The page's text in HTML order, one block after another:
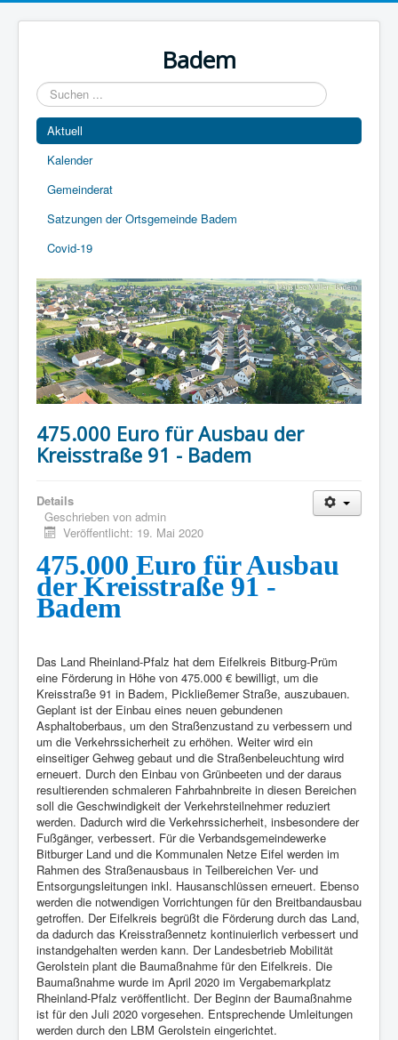
Badem
Suchen
...
Aktuell
Kalender
Gemeinderat
Satzungen der Ortsgemeinde Badem
Covid-19
475.000 Euro für Ausbau der
Kreisstraße 91 - Badem
Details
Geschrieben von admin
Veröffentlicht: 19. Mai 2020
475.000 Euro für Ausbau
der Kreisstraße 91 -
Badem
Das Land Rheinland-Pfalz hat dem Eifelkreis Bitburg-Prüm
eine Förderung in Höhe von 475.000 € bewilligt, um die
Kreisstraße 91 in Badem, Pickließemer Straße, auszubauen.
Geplant ist der Einbau eines neuen gebundenen
Asphaltoberbaus, um den Straßenzustand zu verbessern und
um die Verkehrssicherheit zu erhöhen. Weiter wird ein
einseitiger Gehweg gebaut und die Straßenbeleuchtung wird
erneuert. Durch den Einbau von Grünbeeten und der daraus
resultierenden schmaleren Fahrbahnbreite in diesen Bereichen
soll die Geschwindigkeit der Verkehrsteilnehmer reduziert
werden. Dadurch wird die Verkehrssicherheit, insbesondere der
Fußgänger, verbessert. Für die Verbandsgemeindewerke
Bitburger Land und die Kommunalen Netze Eifel werden im
Rahmen des Straßenausbaus in Teilbereichen Ver- und
Entsorgungsleitungen inkl. Hausanschlüssen erneuert. Ebenso
werden die notwendigen Vorrichtungen für den Breitbandausbau
getroffen. Der Eifelkreis begrüßt die Förderung durch das Land,
da dadurch das Kreisstraßennetz kontinuierlich verbessert und
instandgehalten werden kann. Der Landesbetrieb Mobilität
Gerolstein plant die Baumaßnahme für den Eifelkreis. Die
Baumaßnahme wurde im April 2020 im Vergabemarkplatz
Rheinland-Pfalz veröffentlicht. Der Beginn der Baumaßnahme
ist für den Juli 2020 vorgesehen. Entsprechende Umleitungen
werden durch den LBM Gerolstein eingerichtet.